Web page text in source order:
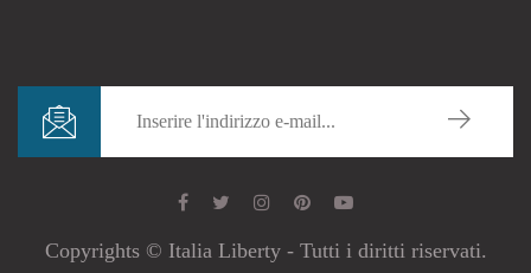
Copyrights © Italia Liberty - Tutti i diritti riservati.